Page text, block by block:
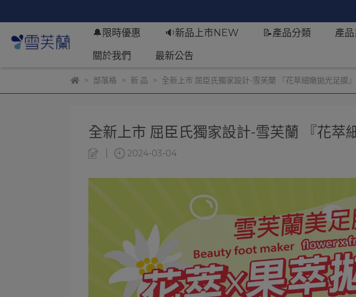
📣限時滿
🔔限時優惠 🔉新品上市NEW 📝產品分類 產品
關於我們
最新公告
部落格 新 品 全新上市 屈臣氏獨家設計-雪芙蘭 『花萃細嫩拋光足膜』
全新上市 屈臣氏獨家設計-雪芙蘭 『花萃
2024-03-04